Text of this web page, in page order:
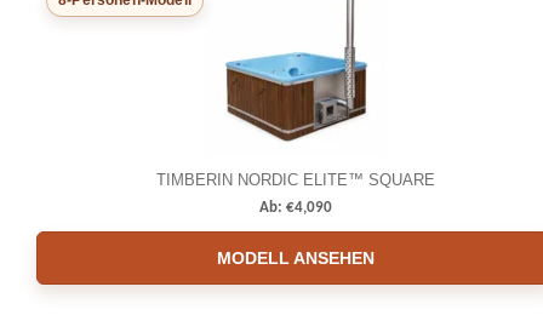
TIMBERIN NORDIC ELITE™ SQUARE
Ab: €4,090
MODELL ANSEHEN